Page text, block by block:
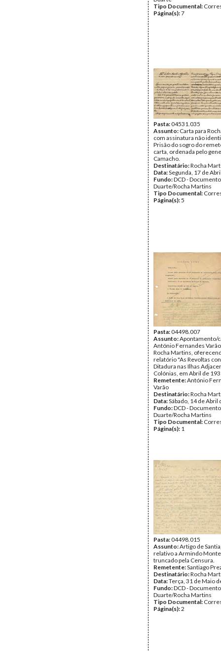
Tipo Documental:
Página(s):7
Pasta:04531.035
Assunto: Carta para
com assinatura não
Prisão do sogro do
carta, ordenada pelo
Camacho.
Destinatário:Rocha
Data:Segunda, 17 de
Fundo:DCD -
Duarte/Rocha Martins
Tipo Documental:
Página(s):5
Pasta:04498.007
Assunto:Apontamento/
António Fernandes
Rocha Martins,
relatório "As Revoltas
Ditadura nas Ilhas
Colónias, em Abril de
Remetente:António
Varão
Destinatário:Rocha
Data:Sábado, 14 de Abril
Fundo:DCD -
Duarte/Rocha Martins
Tipo Documental:
Página(s): 1
Pasta:04498.015
Assunto:Artigo de
relativo a Armindo
truncado pela Censura.
Remetente:Santiago
Destinatário:Rocha
Data:Terça, 31 de Maio
Fundo:DCD -
Duarte/Rocha Martins
Tipo Documental:
Página(s):2